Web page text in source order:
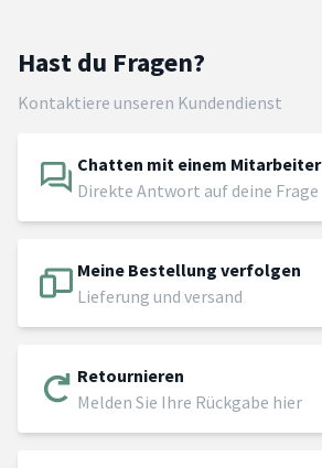
Hast du Fragen?
Kontaktiere unseren Kundendienst
Chatten mit einem Mitarbeiter
Direkte Antwort auf deine Frage
Meine Bestellung verfolgen
Lieferung und versand
Retournieren
Melden Sie Ihre Rückgabe hier